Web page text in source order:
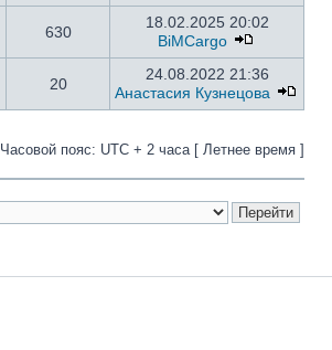
630
18.02.2025 20:02
BiMCargo
20
24.08.2022 21:36
Анастасия Кузнецова
Часовой пояс: UTC + 2 часа [ Летнее время ]